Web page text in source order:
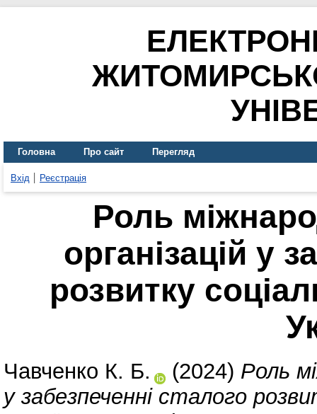
Головна Про сайт Перегляд
Вхід Реєстрація
Роль
організацій у
розвитку
Чавченко К. Б. (2024) Роль
у забезпеченні сталого